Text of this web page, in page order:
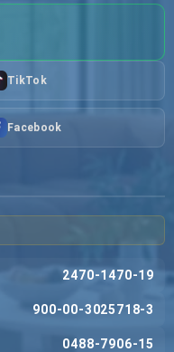
TikTok
Facebook
2470-1470-19
900-00-3025718-3
0488-7906-15